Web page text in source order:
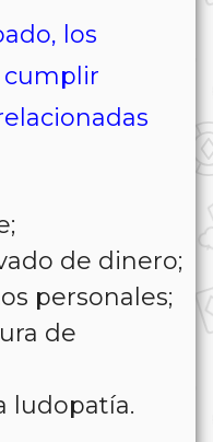
los
cumplir
de dinero;
personales;
de
ludopatía.